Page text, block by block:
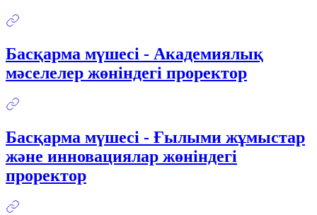
Басқарма мүшесі - Академиялық
мәселелер жөніндегі проректор
Басқарма мүшесі - Ғылыми жұмыстар
және инновациялар жөніндегі
проректор